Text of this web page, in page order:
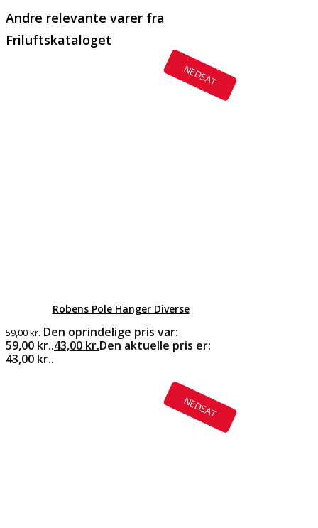
Andre relevante varer fra
Friluftskataloget
NEDSAT
Robens Pole Hanger Diverse
59,00kr. Den oprindelige pris var:
59,00 kr..43,00 kr.Den aktuelle pris er:
43,00 kr..
NEDSAT